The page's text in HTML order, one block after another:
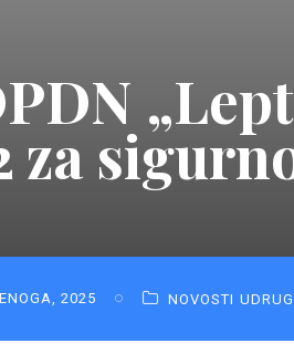
za
2025 NOVOSTI